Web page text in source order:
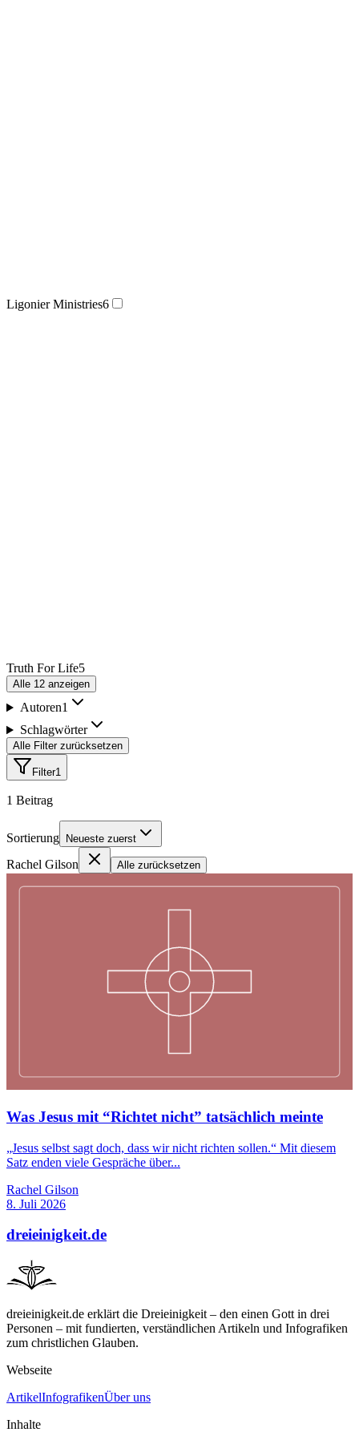
Ligonier Ministries6
Truth For Life5
Alle 12 anzeigen
Autoren1
Schlagwörter
Alle Filter zurücksetzen
Filter1
1 Beitrag
Sortierung Neueste zuerst
Rachel Gilson Alle zurücksetzen
Was Jesus mit “Richtet nicht” tatsächlich meinte
„Jesus selbst sagt doch, dass wir nicht richten sollen.“ Mit diesem
Satz enden viele Gespräche über...
Rachel Gilson
8. Juli 2026
dreieinigkeit.de
dreieinigkeit.de erklärt die Dreieinigkeit – den einen Gott in drei
Personen – mit fundierten, verständlichen Artikeln und Infografiken
zum christlichen Glauben.
Webseite
ArtikelInfografikenÜber uns
Inhalte